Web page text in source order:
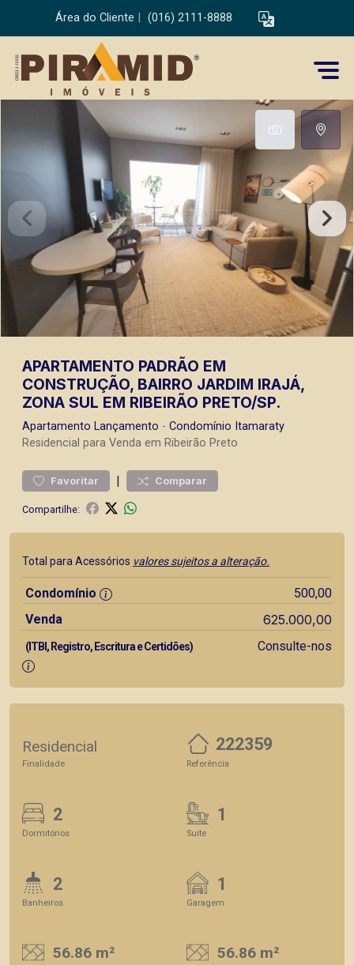
Área do Cliente (016) 2111-8888
APARTAMENTO PADRÃO EM
CONSTRUÇÃO, BAIRRO JARDIM IRAJÁ,
ZONA SUL EM RIBEIRÃO PRETO/SP.
Apartamento Lançamento - Condomínio Itamaraty
Residencial para Venda em Ribeirão Preto
Favoritar | Comparar
Compartilhe:
Total para Acessórios valores sujeitos a alteração.
Condomínio
500,00
Venda
625.000,00
(ITBI, Registro, Escritura e Certidões) Consulte-nos
Residencial
Finalidade
222359
Referência
2
Dormitórios
1
Suite
2
Banheiros
1
Garagem
56.86 m² 56.86 m²